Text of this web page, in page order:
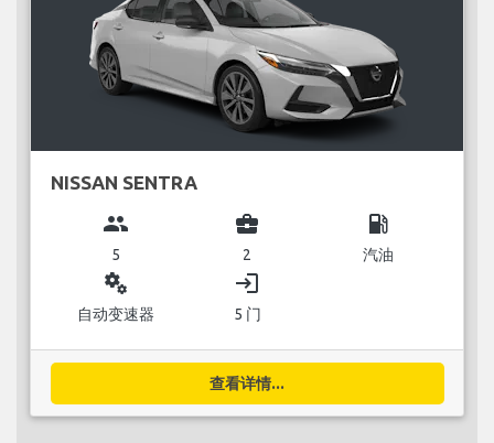
NISSAN SENTRA
group
5
business_center
2
local_gas_station
汽油
miscellaneous_services
自动变速器
login
5 门
查看详情...